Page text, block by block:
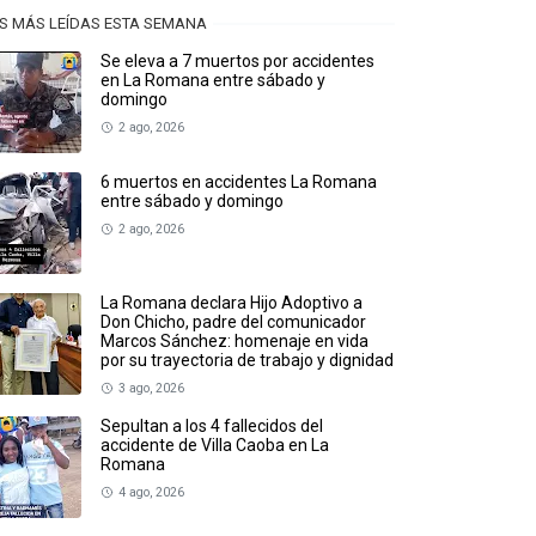
MÁS LEÍDAS ESTA SEMANA
Se eleva a 7 muertos por accidentes
en La Romana entre sábado y
domingo
2 ago, 2026
6 muertos en accidentes La Romana
entre sábado y domingo
2 ago, 2026
La Romana declara Hijo Adoptivo a
Don Chicho, padre del comunicador
Marcos Sánchez: homenaje en vida
por su trayectoria de trabajo y dignidad
3 ago, 2026
Sepultan a los 4 fallecidos del
accidente de Villa Caoba en La
Romana
4 ago, 2026